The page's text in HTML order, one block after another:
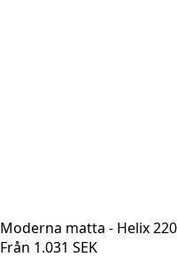
Moderna matta - Helix
Från 1.031 SEK